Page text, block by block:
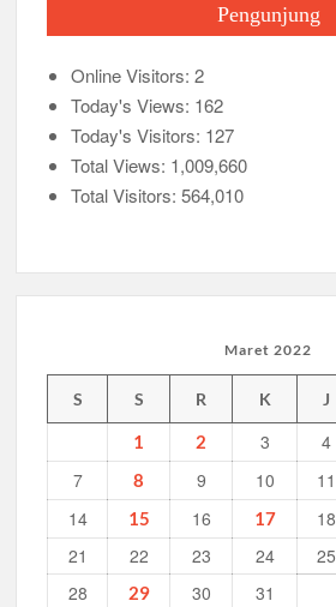
Pengunjung
Online Visitors:2
Today's Views: 162
Today's Visitors: 127
Total Views: 1,009,660
Total Visitors:564,010
Maret 2022
S S R K J
1 2 3 4
7
8 9 10 11
14
15 16 17 18
21
22 23 24 25
28
29 30 31